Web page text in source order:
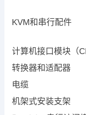
KVM和串行配件
计算机接口模块（
转换器和适配器
电缆
机架式安装支架